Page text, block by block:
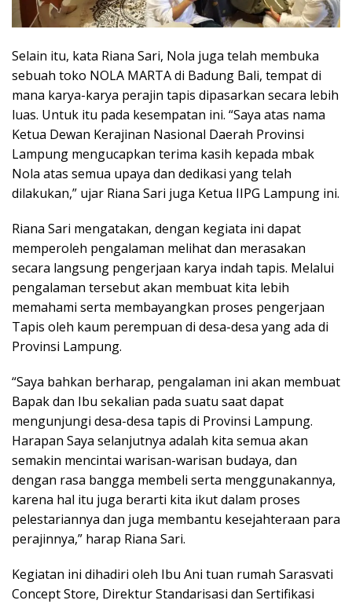
Selain itu, kata Riana Sari, Nola juga telah membuka
sebuah toko NOLA MARTA di Badung Bali, tempat di
mana karya-karya perajin tapis dipasarkan secara lebih
luas. Untuk itu pada kesempatan ini. “Saya atas nama
Ketua Dewan Kerajinan Nasional Daerah Provinsi
Lampung mengucapkan terima kasih kepada mbak
Nola atas semua upaya dan dedikasi yang telah
dilakukan,” ujar Riana Sari juga Ketua IIPG Lampung ini.
Riana Sari mengatakan, dengan kegiata ini dapat
memperoleh pengalaman melihat dan merasakan
secara langsung pengerjaan karya indah tapis. Melalui
pengalaman tersebut akan membuat kita lebih
memahami serta membayangkan proses pengerjaan
Tapis oleh kaum perempuan di desa-desa yang ada di
Provinsi Lampung.
“Saya bahkan berharap, pengalaman ini akan membuat
Bapak dan Ibu sekalian pada suatu saat dapat
mengunjungi desa-desa tapis di Provinsi Lampung.
Harapan Saya selanjutnya adalah kita semua akan
semakin mencintai warisan-warisan budaya, dan
dengan rasa bangga membeli serta menggunakannya,
karena hal itu juga berarti kita ikut dalam proses
pelestariannya dan juga membantu kesejahteraan para
perajinnya,” harap Riana Sari.
Kegiatan ini dihadiri oleh Ibu Ani tuan rumah Sarasvati
Concept Store, Direktur Standarisasi dan Sertifikasi